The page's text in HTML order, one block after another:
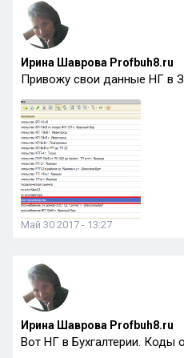
Ирина Шаврова Profbuh8.ru
Привожу свои данные НГ в
Май 30 2017 - 13:27
Ирина Шаврова Profbuh8.ru
Вот НГ в Бухгалтерии. Коды